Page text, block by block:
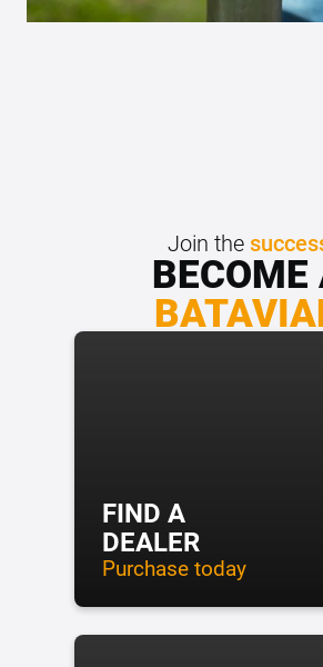
Join the
BECOME
FIND A
DEALER
Purchase today